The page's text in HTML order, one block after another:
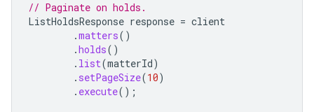
// Paginate on holds.
ListHoldsResponse response = client
.matters()
.holds()
. list(matterId)
. setPageSize(10)
. execute();